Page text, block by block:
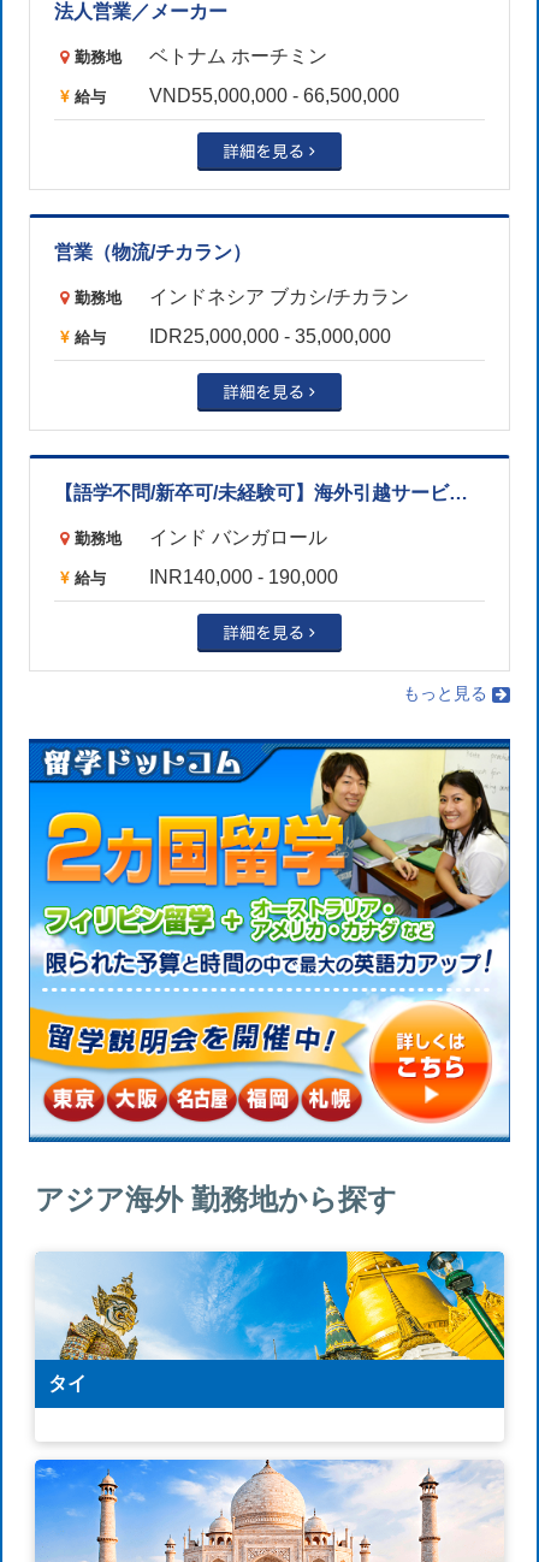
法人営業／メーカー
勤務地 ベトナム ホーチミン
給与 VND55,000,000 - 66,500,000
営業（物流/チカラン）
勤務地 インドネシア ブカシ/チカラン
給与 IDR25,000,000 - 35,000,000
【語学不問/新卒可/未経験可】海外引越サービス営業（物流業界/グルガオン）
勤務地 インド バンガロール
給与 INR140,000 - 190,000
もっと見る
アジア海外 勤務地から探す
タイ